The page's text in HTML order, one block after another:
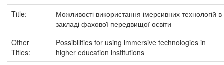
Title:
Можливості використання імерсивних технологій в
закладі фахової передвищої освіти
Other
Titles:
Possibilities for using immersive technologies in
higher education institutions